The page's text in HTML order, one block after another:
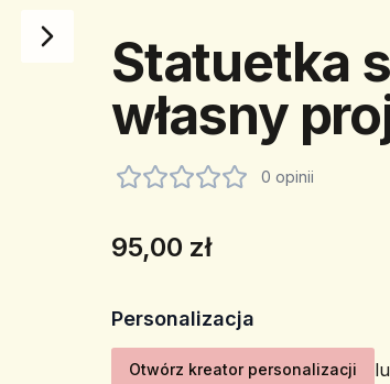
Statuetka
własny
0 opinii
95,00 zł
Personalizacja
Otwórz kreator personalizacji